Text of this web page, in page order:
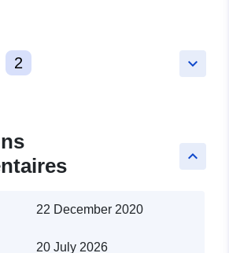
keyboard_arrow_down
2
keyboard_arrow_up
22 December 2020
20 July 2026